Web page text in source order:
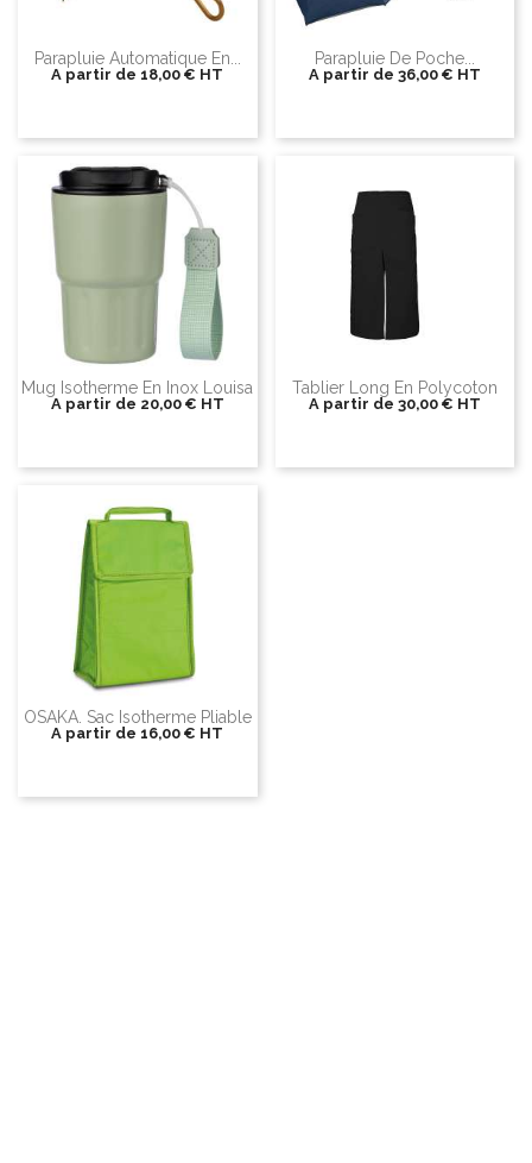
Parapluie Automatique En...
A partir de 18,00 € HT
Parapluie De Poche...
A partir de 36,00 € HT
Mug Isotherme En Inox Louisa
A partir de 20,00 € HT
Tablier Long En Polycoton
A partir de 30,00 € HT
OSAKA. Sac Isotherme Pliable
A partir de 16,00 € HT